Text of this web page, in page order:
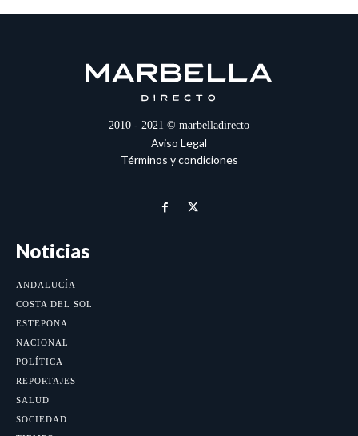
2010 - 2021 © marbelladirecto
Aviso Legal
Términos y condiciones
Noticias
ANDALUCÍA
COSTA DEL SOL
ESTEPONA
NACIONAL
POLÍTICA
REPORTAJES
SALUD
SOCIEDAD